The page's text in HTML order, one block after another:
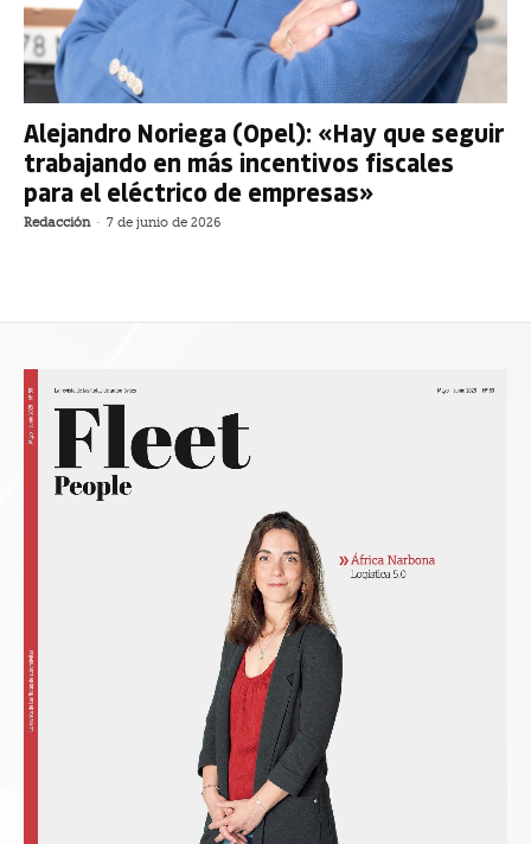
Alejandro Noriega (Opel): «Hay que seguir
trabajando en más incentivos fiscales
para el eléctrico de empresas»
Redacción - 7 de junio de 2026